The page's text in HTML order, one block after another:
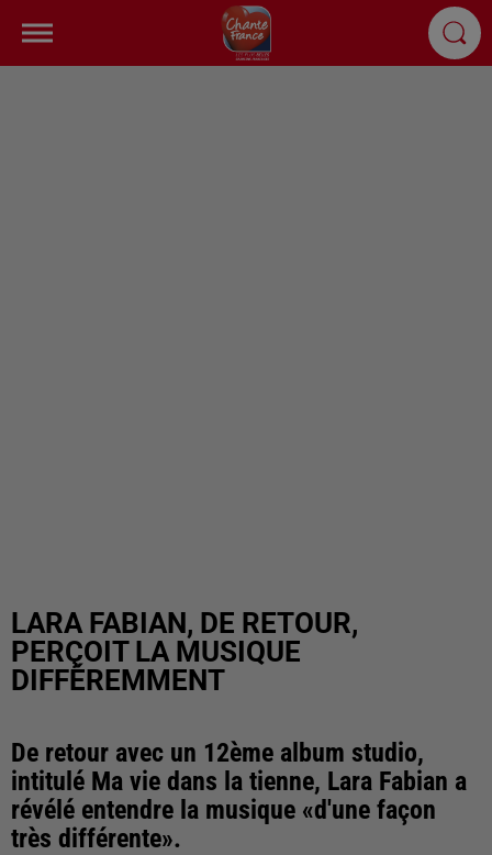
LARA FABIAN, DE RETOUR,
PERÇOIT LA MUSIQUE
DIFFÉREMMENT
De retour avec un 12ème album studio,
intitulé Ma vie dans la tienne, Lara Fabian a
révélé entendre la musique «d'une façon
très différente».